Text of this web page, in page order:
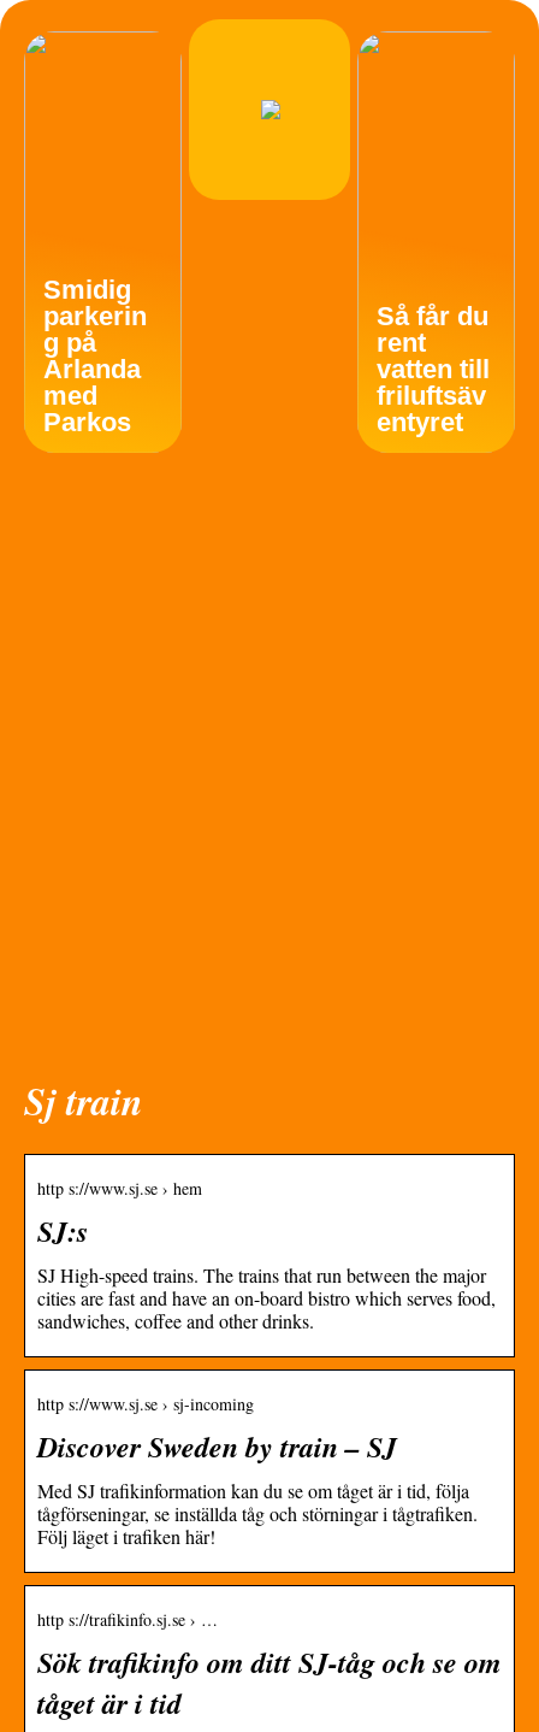
Smidig
parkerin
g på
Arlanda
med
Parkos
Så får du
rent
vatten till
friluftsäv
entyret
Sj train
http s://www.sj.se › hem
SJ:s
SJ High-speed trains. The trains that run between the major
cities are fast and have an on-board bistro which serves food,
sandwiches, coffee and other drinks.
http s://www.sj.se › sj-incoming
Discover Sweden by train – SJ
Med SJ trafikinformation kan du se om tåget är i tid, följa
tågförseningar, se inställda tåg och störningar i tågtrafiken.
Följ läget i trafiken här!
http s://trafikinfo.sj.se › …
Sök trafikinfo om ditt SJ-tåg och se om
tåget är i tid